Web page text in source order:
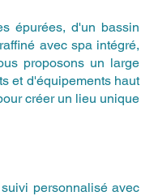
épurées, d'un bassin
avec spa intégré,
proposons un large
et d'équipements haut
créer un lieu unique
personnalisé avec